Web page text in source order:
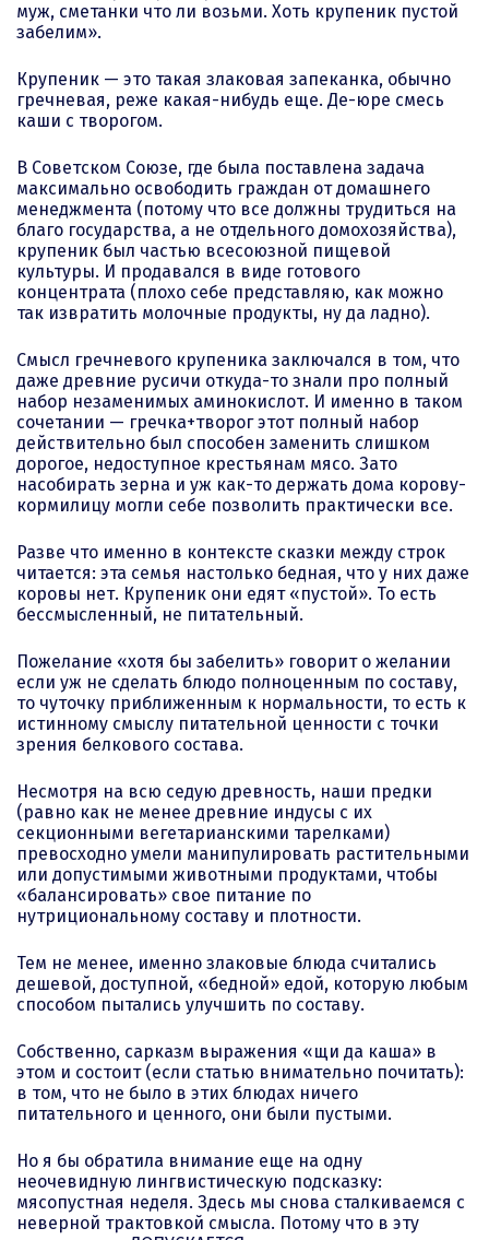
муж, сметанки что ли возьми. Хоть крупеник пустой
забелим».
Крупеник — это такая злаковая запеканка, обычно
гречневая, реже какая-нибудь еще. Де-юре смесь
каши с творогом.
В Советском Союзе, где была поставлена задача
максимально освободить граждан от домашнего
менеджмента (потому что все должны трудиться на
благо государства, а не отдельного домохозяйства),
крупеник был частью всесоюзной пищевой
культуры. И продавался в виде готового
концентрата (плохо себе представляю, как можно
так извратить молочные продукты, ну да ладно).
Смысл гречневого крупеника заключался в том, что
даже древние русичи откуда-то знали про полный
набор незаменимых аминокислот. И именно в таком
сочетании — гречка+творог этот полный набор
действительно был способен заменить слишком
дорогое, недоступное крестьянам мясо. Зато
насобирать зерна и уж как-то держать дома корову-
кормилицу могли себе позволить практически все.
Разве что именно в контексте сказки между строк
читается: эта семья настолько бедная, что у них даже
коровы нет. Крупеник они едят «пустой». То есть
бессмысленный, не питательный.
Пожелание «хотя бы забелить» говорит о желании
если уж не сделать блюдо полноценным по составу,
то чуточку приближенным к нормальности, то есть к
истинному смыслу питательной ценности с точки
зрения белкового состава.
Несмотря на всю седую древность, наши предки
(равно как не менее древние индусы с их
секционными вегетарианскими тарелками)
превосходно умели манипулировать растительными
или допустимыми животными продуктами, чтобы
«балансировать» свое питание по
нутрициональному составу и плотности.
Тем не менее, именно злаковые блюда считались
дешевой, доступной, «бедной» едой, которую любым
способом пытались улучшить по составу.
Собственно, сарказм выражения «щи да каша» в
этом и состоит (если статью внимательно почитать):
в том, что не было в этих блюдах ничего
питательного и ценного, они были пустыми.
Но я бы обратила внимание еще на одну
неочевидную лингвистическую подсказку:
мясопустная неделя. Здесь мы снова сталкиваемся с
неверной трактовкой смысла. Потому что в эту